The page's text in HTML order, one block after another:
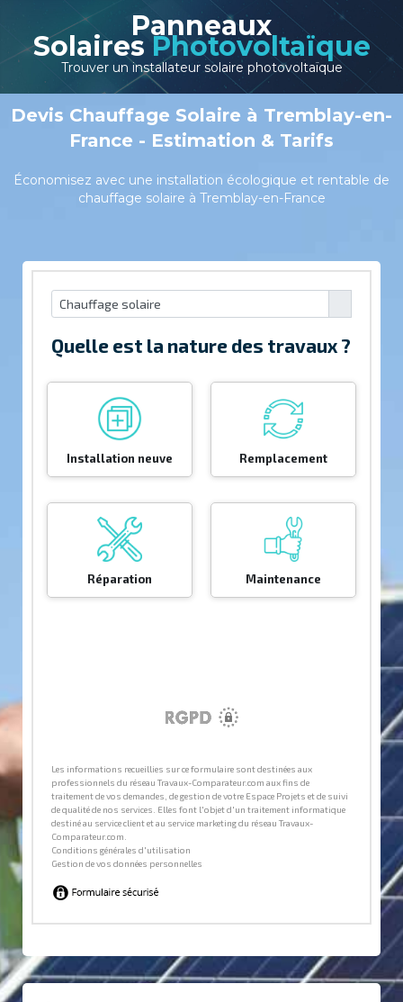
Panneaux
Solaires Photovoltaïque
Trouver un installateur solaire photovoltaïque
Devis Chauffage Solaire à Tremblay-en-
France - Estimation & Tarifs
Économisez avec une installation écologique et rentable de
chauffage solaire à Tremblay-en-France